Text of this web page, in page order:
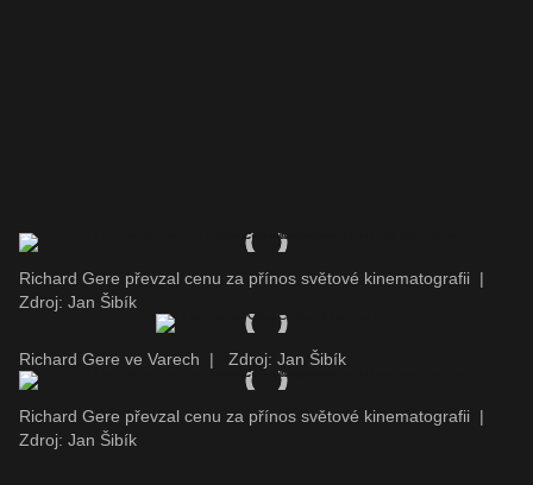
Richard Gere převzal cenu za přínos světové kinematografii |
Zdroj: Jan Šibík
Richard Gere ve Varech | Zdroj: Jan Šibík
Richard Gere převzal cenu za přínos světové kinematografii |
Zdroj: Jan Šibík